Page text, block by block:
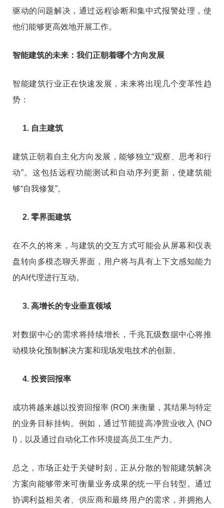
驱动的问题解决，通过远程诊断和集中式报警处理，使
他们能够更高效地开展工作。
智能建筑的未来：我们正朝着哪个方向发展
智能建筑行业正在快速发展，未来将出现几个变革性趋
势：
1. 自主建筑
建筑正朝着自主化方向发展，能够独立“观察、思考和行
动”。这包括远程功能测试和自动序列更新，使建筑能
够“自我修复”。
2. 零界面建筑
在不久的将来，与建筑的交互方式可能会从屏幕和仪表
盘转向多模态聊天界面，用户将与具有上下文感知能力
的AI代理进行互动。
3. 高增长的专业垂直领域
对数据中心的需求将持续增长，千兆瓦级数据中心将推
动模块化预制解决方案和现场发电技术的创新。
4. 投资回报率
成功将越来越以投资回报率 (ROI) 来衡量，其结果与特定
的业务目标挂钩。例如，通过节能提高净营业收入 (NO
I)，以及通过自动化工作环境提高员工生产力。
总之，市场正处于关键时刻，正从分散的智能建筑解决
方案向能够带来可衡量业务成果的统一平台转型。通过
协调利益相关者、供应商和最终用户的需求，并拥抱人